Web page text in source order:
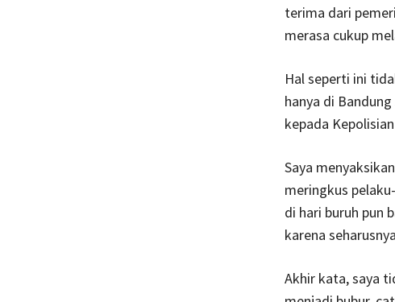
terima dari
merasa cukup
Hal seperti ini
hanya di
kepada
Saya
meringkus
di hari buruh pun
karena
Akhir kata, saya